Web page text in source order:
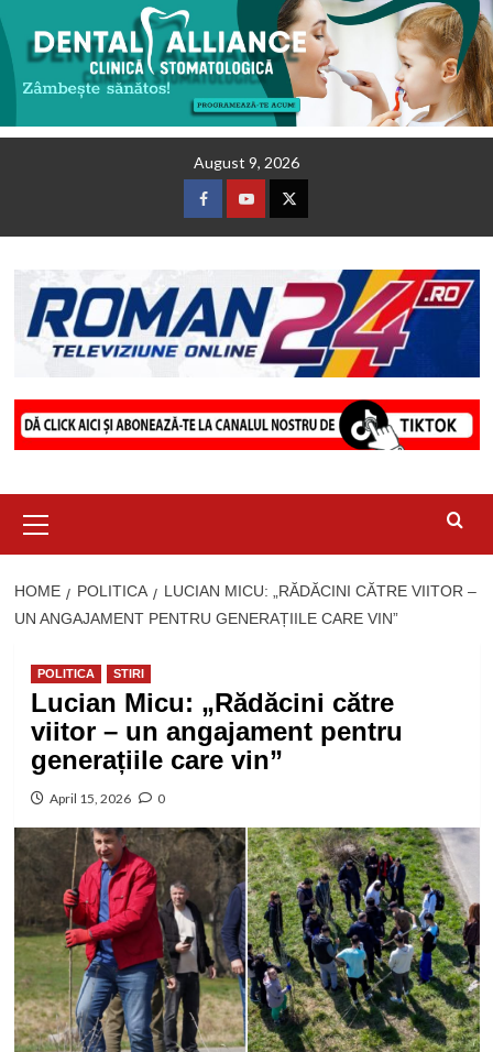
August 9, 2026
FacebookYoutubeTwitter
Menu
HOME POLITICA
LUCIAN MICU: „RĂDĂCINI CĂTRE VIITOR –
UN ANGAJAMENT PENTRU GENERAȚIILE CARE VIN”
POLITICA STIRI
Lucian Micu: „Rădăcini către
viitor – un angajament pentru
generațiile care vin”
April 15, 2026 0